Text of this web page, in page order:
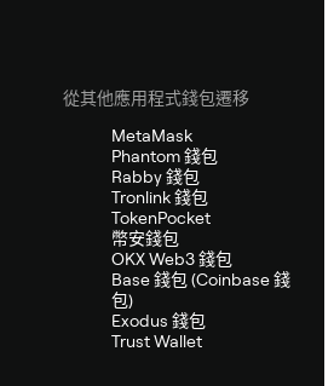
從其他應用程式錢包遷移
MetaMask
Phantom 錢包
Rabby 錢包
Tronlink 錢包
TokenPocket
幣安錢包
OKX Web3 錢包
Base 錢包 (Coinbase 錢
包)
Exodus 錢包
Trust Wallet